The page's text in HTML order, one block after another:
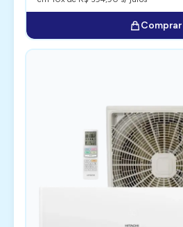
Comprar